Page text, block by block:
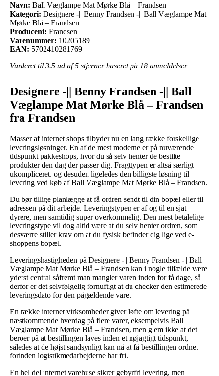
Navn: Ball Væglampe Mat Mørke Blå – Frandsen
Kategori: Designere -|| Benny Frandsen -|| Ball Væglampe Mat
Mørke Blå – Frandsen
Producent: Frandsen
Varenummer: 10205189
EAN: 5702410281769
Vurderet til 3.5 ud af 5 stjerner baseret på 18 anmeldelser
Designere -|| Benny Frandsen -|| Ball
Væglampe Mat Mørke Blå – Frandsen
fra Frandsen
Masser af internet shops tilbyder nu en lang række forskellige
leveringsløsninger. En af de mest moderne er på nuværende
tidspunkt pakkeshops, hvor du så selv henter de bestilte
produkter den dag der passer dig. Fragttypen er altså særligt
ukompliceret, og desuden ligeledes den billigste løsning til
levering ved køb af Ball Væglampe Mat Mørke Blå – Frandsen.
Du bør tillige planlægge at få ordren sendt til din bopæl eller til
adressen på dit arbejde. Leveringstypen er af og til en sjat
dyrere, men samtidig super overkommelig. Den mest betalelige
leveringstype vil dog altid være at du selv henter ordren, som
desværre stiller krav om at du fysisk befinder dig lige ved e-
shoppens bopæl.
Leveringshastigheden på Designere -|| Benny Frandsen -|| Ball
Væglampe Mat Mørke Blå – Frandsen kan i nogle tilfælde være
yderst central såfremt man mangler varen inden for få dage, så
derfor er det selvfølgelig fornuftigt at du checker den estimerede
leveringsdato for den pågældende vare.
En række internet virksomheder giver løfte om levering på
næstkommende hverdag på flere varer, eksempelvis Ball
Væglampe Mat Mørke Blå – Frandsen, men glem ikke at det
beroer på at bestillingen laves inden et nøjagtigt tidspunkt,
således at de højst sandsynligt kan nå at få bestillingen ordnet
forinden logistikmedarbejderne har fri.
En hel del internet varehuse sikrer gebyrfri levering, men